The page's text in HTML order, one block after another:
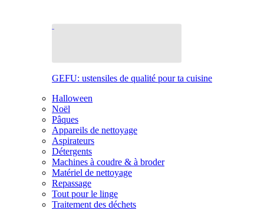
GEFU: ustensiles de qualité pour ta cuisine
Halloween
Noël
Pâques
Appareils de nettoyage
Aspirateurs
Détergents
Machines à coudre & à broder
Matériel de nettoyage
Repassage
Tout pour le linge
Traitement des déchets